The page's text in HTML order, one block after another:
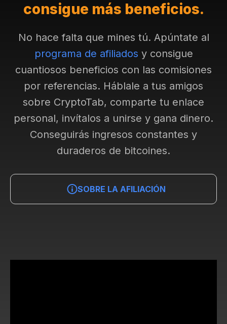
consigue más beneficios.
No hace falta que mines tú. Apúntate al
programa de afiliados y consigue
cuantiosos beneficios con las comisiones
por referencias. Háblale a tus amigos
sobre CryptoTab, comparte tu enlace
personal, invítalos a unirse y gana dinero.
Conseguirás ingresos constantes y
duraderos de bitcoines.
SOBRE LA AFILIACIÓN